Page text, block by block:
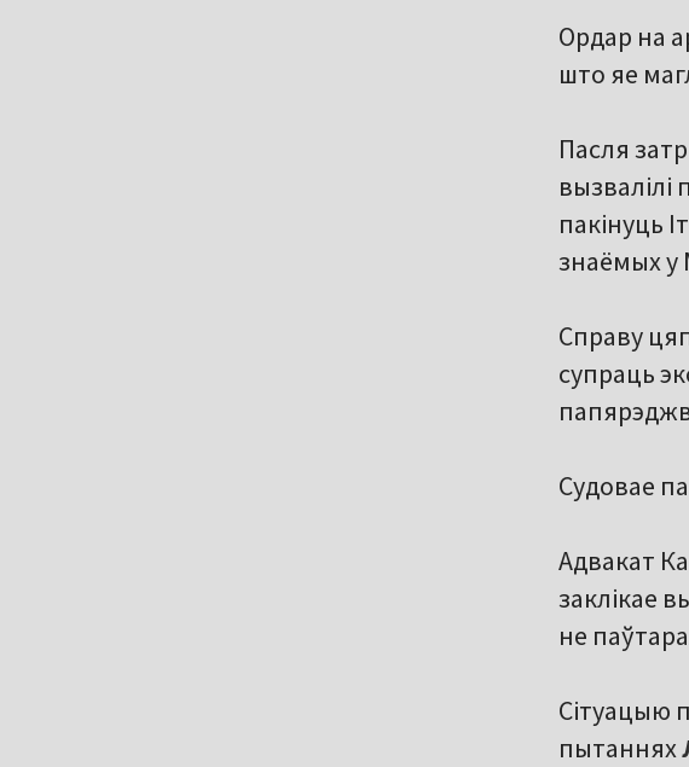
Ордар на
што яе
Пасля
пакінуць
знаёмых у
Справу
супраць
Судовае
Адвакат
заклікае
не
Сітуацыю
пытаннях